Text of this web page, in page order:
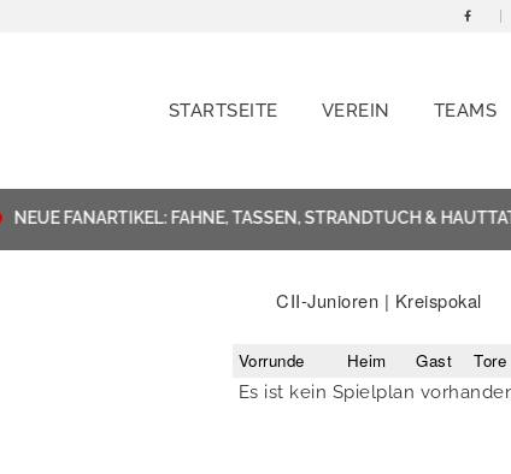
STARTSEITE VEREIN TEAMS
NEUE FANARTIKEL: FAHNE, TASSEN, STRANDTUCH &
CII-Junioren | Kreispokal
Vorrunde Heim Gast Tore
Es ist kein Spielplan